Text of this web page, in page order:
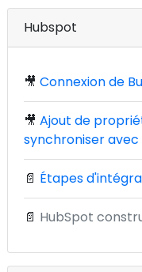
Hubspot
🎥 Connexion de
🎥 Ajout de
synchroniser avec
📄 Étapes
📄 HubSpot